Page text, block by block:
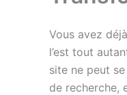
Vous avez
l’est tout
site ne peut
de recherche,